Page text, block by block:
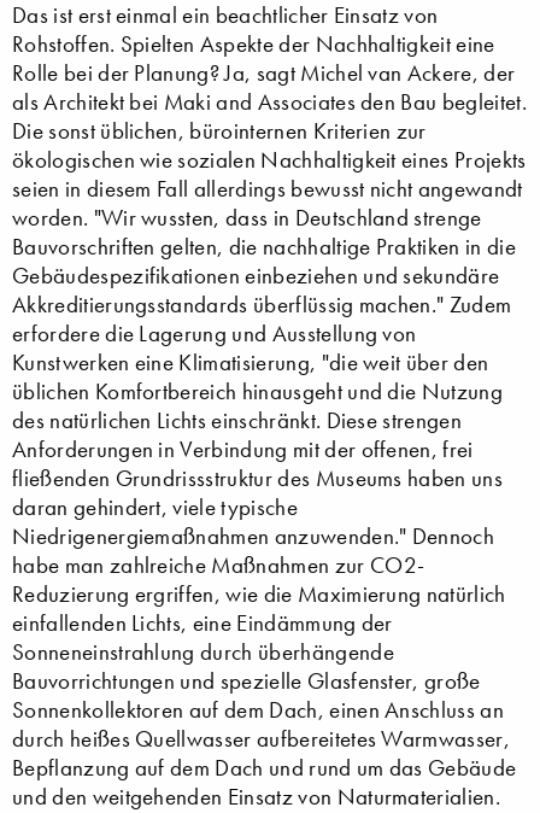
Das ist erst einmal ein beachtlicher Einsatz von
Rohstoffen. Spielten Aspekte der Nachhaltigkeit eine
Rolle bei der Planung? Ja, sagt Michel van Ackere, der
als Architekt bei Maki and Associates den Bau begleitet.
Die sonst üblichen, bürointernen Kriterien zur
ökologischen wie sozialen Nachhaltigkeit eines Projekts
seien in diesem Fall allerdings bewusst nicht angewandt
worden. "Wir wussten, dass in Deutschland strenge
Bauvorschriften gelten, die nachhaltige Praktiken in die
Gebäudespezifikationen einbeziehen und sekundäre
Akkreditierungsstandards überflüssig machen." Zudem
erfordere die Lagerung und Ausstellung von
Kunstwerken eine Klimatisierung, "die weit über den
üblichen Komfortbereich hinausgeht und die Nutzung
des natürlichen Lichts einschränkt. Diese strengen
Anforderungen in Verbindung mit der offenen, frei
fließenden Grundrissstruktur des Museums haben uns
daran gehindert, viele typische
Niedrigenergiemaßnahmen anzuwenden." Dennoch
habe man zahlreiche Maßnahmen zur CO2-
Reduzierung ergriffen, wie die Maximierung natürlich
einfallenden Lichts, eine Eindämmung der
Sonneneinstrahlung durch überhängende
Bauvorrichtungen und spezielle Glasfenster, große
Sonnenkollektoren auf dem Dach, einen Anschluss an
durch heißes Quellwasser aufbereitetes Warmwasser,
Bepflanzung auf dem Dach und rund um das Gebäude
und den weitgehenden Einsatz von Naturmaterialien.